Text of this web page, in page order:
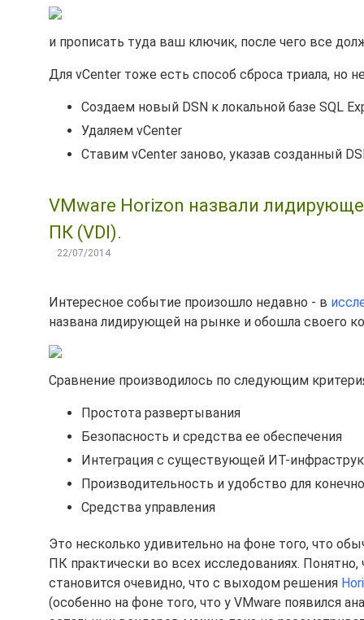
и прописать туда ваш ключик, после чего все
Для vCenter тоже есть способ сброса триала, но
Создаем новый DSN к локальной базе SQL
Удаляем vCenter
Ставим vCenter заново, указав созданный
VMware Horizon назвали
ПК (VDI).
22/07/2014
Интересное событие произошло недавно - в
названа лидирующей на рынке и обошла своего
Сравнение производилось по следующим
Простота развертывания
Безопасность и средства ее обеспечения
Интеграция с существующей ИТ-
Производительность и удобство для
Средства управления
Это несколько удивительно на фоне того, что
ПК практически во всех исследованиях.
становится очевидно, что с выходом решения
(особенно на фоне того, что у VMware появился